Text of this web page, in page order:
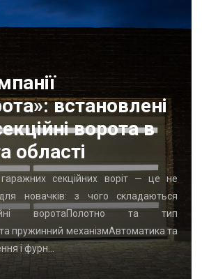
встановлені
ворота в
області
гаражних секційних воріт — це не
новачків: з чого складаються
воротаПолотно та тип
пружинний механізмАвтоматика та
і фурн…